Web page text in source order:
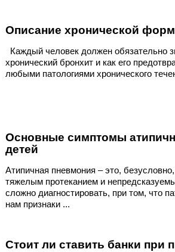
Описание хронической
Каждый человек должен обязательно
хронический бронхит и как его
любыми патологиями хронического
Основные симптомы
детей
Атипичная пневмония – это,
тяжелым протеканием и
сложно диагностировать, при том, что
нам признаки ...
Стоит ли ставить банки при